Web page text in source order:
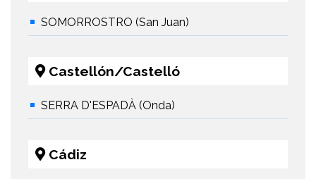
SOMORROSTRO (San Juan)
Castellón/Castelló
SERRA D'ESPADÀ (Onda)
Cádiz